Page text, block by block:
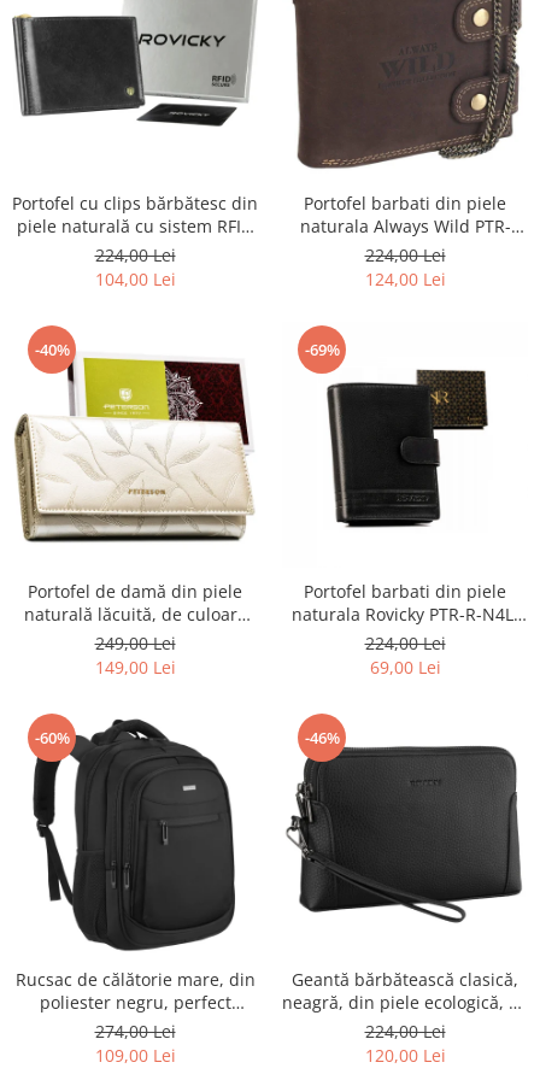
Portofel cu clips bărbătesc din
piele naturală cu sistem RFID
- Rovicky PTR-N1908-RVT-9799
BLACK
224,00 Lei
104,00 Lei
Portofel barbati din piele
naturala Always Wild PTR-
2900-BIC
224,00 Lei
124,00 Lei
-40%
Portofel de damă din piele
naturală lăcuită, de culoare
bej, cu închidere cu capsă -
Peterson
249,00 Lei
149,00 Lei
-69%
Portofel barbati din piele
naturala Rovicky PTR-R-N4L-
GAT-8922 B+B
224,00 Lei
69,00 Lei
-60%
Rucsac de călătorie mare, din
poliester negru, perfect
pentru bagajul de mână -
Rovicky PTR-R-BHX-05-1020
274,00 Lei
109,00 Lei
-46%
Geantă bărbătească clasică,
neagră, din piele ecologică, cu
fermoar - Rovicky PTR-R-SDR-
01-1631 BLACK
224,00 Lei
120,00 Lei